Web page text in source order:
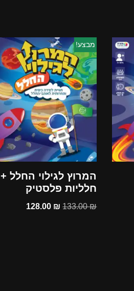
מבצע!
המרוץ לגילוי החלל +
חלליות פלסטיק
133.00₪
128.00 ₪